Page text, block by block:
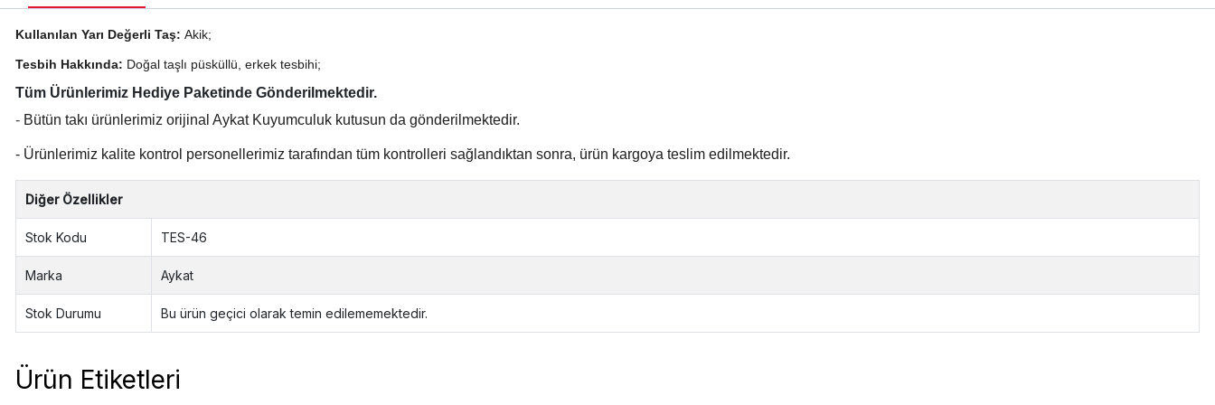
Kullanılan Yarı Değerli Taş: Akik;
Tesbih Hakkında: Doğal taşlı püsküllü, erkek tesbihi;
Tüm Ürünlerimiz Hediye Paketinde Gönderilmektedir.
-Bütün takı ürünlerimiz orijinal Aykat Kuyumculuk kutusun da gönderilmektedir.
- Ürünlerimiz kalite kontrol personellerimiz tarafından tüm kontrolleri sağlandıktan sonra, ürün kargoya teslim edilmektedir.
Diğer Özellikler
Stok Kodu TES-46
Marka Aykat
Stok Durumu Bu ürün geçici olarak temin edilememektedir.
Ürün Etiketleri